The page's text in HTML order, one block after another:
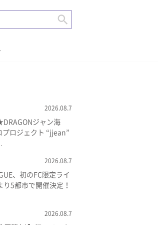
2026.08.7
ジャン海
プロジェクト “jjean”
2026.08.7
、初のFC限定ライ
り5都市で開催決定！
2026.08.7